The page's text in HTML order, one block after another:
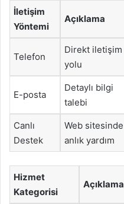
İletişim
Yöntemi
Açıklama
Telefon
Direkt iletişim
yolu
E-posta
Detaylı bilgi
talebi
Canlı
Destek
Web sitesinde
anlık yardım
Hizmet
Kategorisi
Açıklama